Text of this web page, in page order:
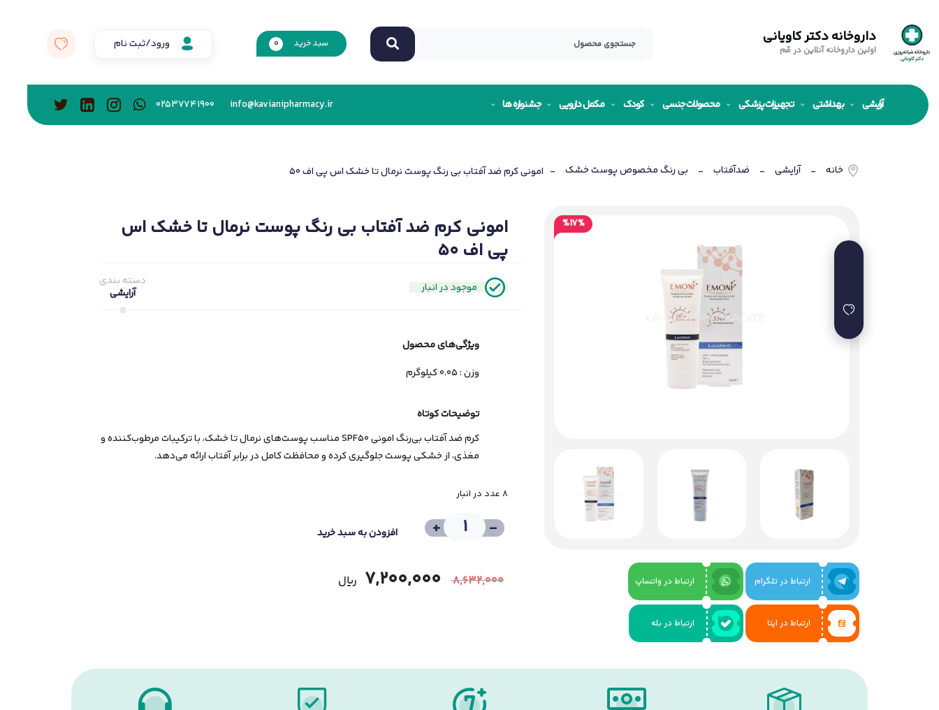
داروخانه دکتر کاویانی
اولین داروخانه آنلاین در قم
سبد خرید 0 ورود/ثبت نام
آرایشی بهداشتی تجهیزات پزشکی محصولات جنسی کودک مکمل دارویی جشنواره ها info@kavianipharmacy.ir
02537741900
خانه - آرایشی - ضدآفتاب - بی رنگ مخصوص پوست خشک - امونی کرم ضد آفتاب بی رنگ پوست نرمال تا خشک اس پی اف 50
%17%
ارتباط در تلگرام ارتباط در واتساپ
ارتباط در ایتا ارتباط در بله
امونی کرم ضد آفتاب بی رنگ پوست نرمال تا خشک اس
پی اف 50
موجود در انبار
دسته بندی
آرایشی
ویژگی‌های ﻣﺤﺼﻮل
وزن : 0.05 کیلوگرم
توضیحات کوتاه
کرم ضد آفتاب بی‌رنگ امونی SPF50 مناسب پوست‌های نرمال تا خشک، با ترکیبات مرطوب‌کننده و
مغذی، از خشکی پوست جلوگیری کرده و محافظت کامل در برابر آفتاب ارائه می‌دهد.
8 عدد در انبار
-
+ افزودن به سبد خرید
8,632,000
7,200,000 ﷼